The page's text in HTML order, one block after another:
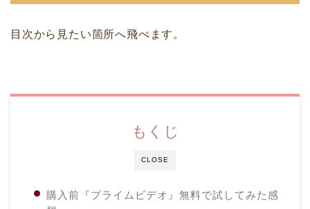
目次から見たい箇所へ飛べます。
CLOSE
もくじ
購入前『プライムビデオ』無料で試してみた感